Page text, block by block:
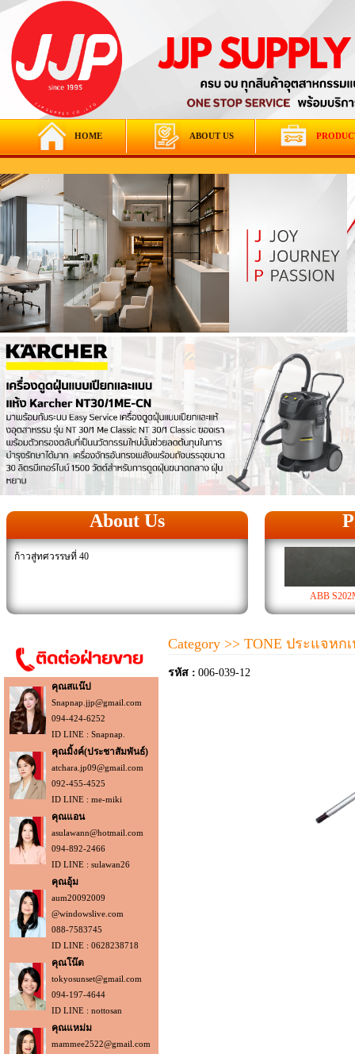
HOME ABOUT US
About Us
ก้าวสู่ทศวรรษที่ 40
ABB
คุณสแน๊ป
Snapnap.jjp@gmail.com
094-424-6252
ID LINE : Snapnap.
คุณมิ้งค์(ประชาสัมพันธ์)
atchara.jp09@gmail.com
092-455-4525
ID LINE : me-miki
คุณแอน
asulawann@hotmail.com
094-892-2466
ID LINE : sulawan26
คุณอุ้ม
aum20092009
@windowslive.com
088-7583745
ID LINE : 0628238718
คุณโน๊ต
tokyosunset@gmail.com
094-197-4644
ID LINE : nottosan
คุณแหม่ม
mammee2522@gmail.com
Category >> TONE ประแจหก
รหัส : 006-039-12